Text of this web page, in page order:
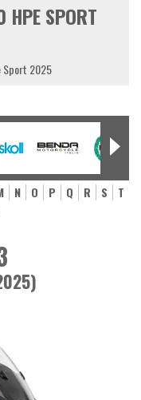
HPE SPORT
Sport 2025
N O P Q R S
T